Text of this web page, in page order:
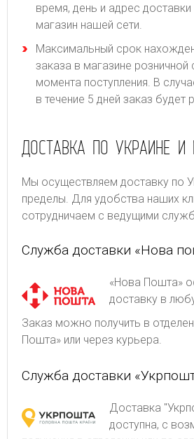
время, день и адрес
магазин нашей сети.
Максимальный срок
заказа в магазине розничной
момента поступления. В
в течение 5 дней заказ
ДОСТАВКА ПО УКРАИНЕ И
Мы осуществляем доставку по
пределы. Для удобства наших
сотрудничаем с ведущими
Служба доставки «Нова
«Нова Пошта»
доставку в
Заказ можно получить в
Пошта» или через курьера.
Служба доставки
Доставка
доступна, с